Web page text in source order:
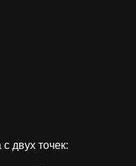
двух точек: